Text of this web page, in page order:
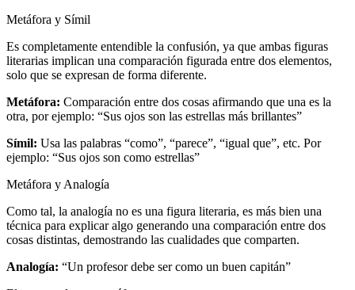
Metáfora y Símil
Es completamente entendible la confusión, ya que ambas figuras
literarias implican una comparación figurada entre dos elementos,
solo que se expresan de forma diferente.
Metáfora: Comparación entre dos cosas afirmando que una es la
otra, por ejemplo: “Sus ojos son las estrellas más brillantes”
Símil: Usa las palabras “como”, “parece”, “igual que”, etc. Por
ejemplo: “Sus ojos son como estrellas”
Metáfora y Analogía
Como tal, la analogía no es una figura literaria, es más bien una
técnica para explicar algo generando una comparación entre dos
cosas distintas, demostrando las cualidades que comparten.
Analogía: “Un profesor debe ser como un buen capitán”